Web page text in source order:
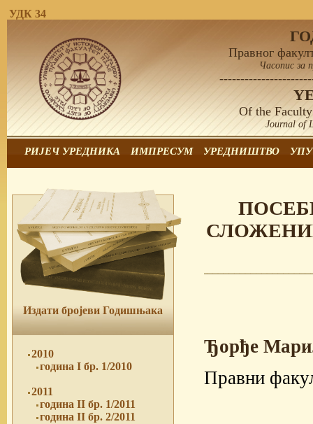
УДК 34
Правног
Часопис за
Of the
Journal of
РИЈЕЧ УРЕДНИКА ИМПРЕСУМ УРЕДНИШТВО
Издати бројеви Годишњака
2010
година I бр. 1/2010
2011
година II бр. 1/2011
година II бр. 2/2011
Ђорђе
Правни